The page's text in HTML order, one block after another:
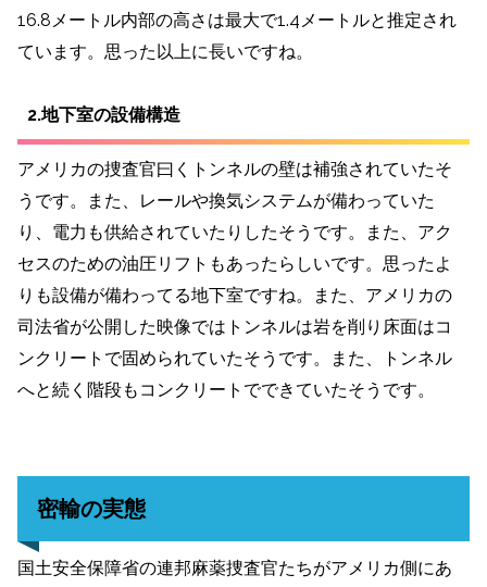
16.8メートル内部の高さは最大で1.4メートルと推定され
ています。思った以上に長いですね。
2.地下室の設備構造
アメリカの捜査官曰くトンネルの壁は補強されていたそ
うです。また、レールや換気システムが備わっていた
り、電力も供給されていたりしたそうです。また、アク
セスのための油圧リフトもあったらしいです。思ったよ
りも設備が備わってる地下室ですね。また、アメリカの
司法省が公開した映像ではトンネルは岩を削り床面はコ
ンクリートで固められていたそうです。また、トンネル
へと続く階段もコンクリートでできていたそうです。
密輸の実態
国土安全保障省の連邦麻薬捜査官たちがアメリカ側にあ